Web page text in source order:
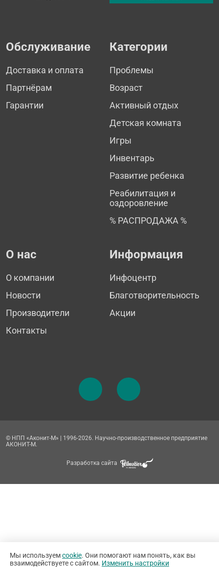
Обслуживание
Доставка и оплата
Партнёрам
Гарантии
Категории
Проблемы
Возраст
Активный отдых
Детская комната
Игры
Инвентарь
Развитие ребенка
Реабилитация и
оздоровление
% РАСПРОДАЖА %
О нас
О компании
Новости
Производители
Контакты
Информация
Инфоцентр
Благотворительность
Акции
© НПП «Аконит-М» | 1996-2026. Научно-производственное предприятие
АКОНИТ-М.
Разработка сайта
Мы используемcookie. Они помогают нам понять, как вы
взаимодействуете с сайтом. Изменить настройки